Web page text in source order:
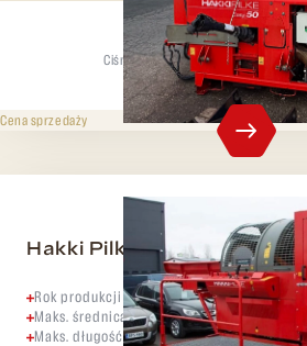
Ciśnienie rozdzielające
30 t
Cena sprzedaży
Hakki Pilke 53 PRO Combi
Rok produkcji 2020
Maks. średnica kłody 55 cm
Maks. długość kłody 60 cm